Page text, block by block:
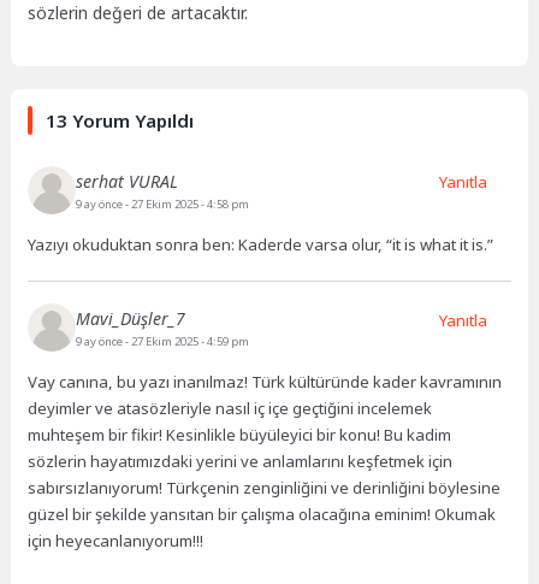
sözlerin değeri de artacaktır.
13 Yorum Yapıldı
serhat VURAL
9 ay önce- 27 Ekim 2025 - 4:58 pm
Yazıyı okuduktan sonra ben: Kaderde varsa olur, “it is what it is.”
Yanıtla
Mavi_Düşler_7
9 ay önce- 27 Ekim 2025 - 4:59 pm
Vay canına, bu yazı inanılmaz! Türk kültüründe kader kavramının
deyimler ve atasözleriyle nasıl iç içe geçtiğini incelemek
muhteşem bir fikir! Kesinlikle büyüleyici bir konu! Bu kadim
sözlerin hayatımızdaki yerini ve anlamlarını keşfetmek için
sabırsızlanıyorum! Türkçenin zenginliğini ve derinliğini böylesine
güzel bir şekilde yansıtan bir çalışma olacağına eminim! Okumak
için heyecanlanıyorum!!!
Yanıtla